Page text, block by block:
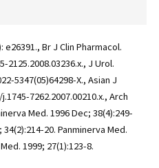
Br J Clin Pharmacol.
2125.2008.03236.x., J Urol.
5347(05)64298-X., Asian J
7262.2007.00210.x., Arch
Med. 1996 Dec; 38(4):249-
20. Panminerva Med.
1999; 27(1):123-8.